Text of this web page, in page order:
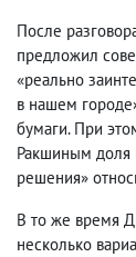
После
предложил
«реально
в нашем
бумаги. При
Ракшиным доля
решения»
В то же время
несколько